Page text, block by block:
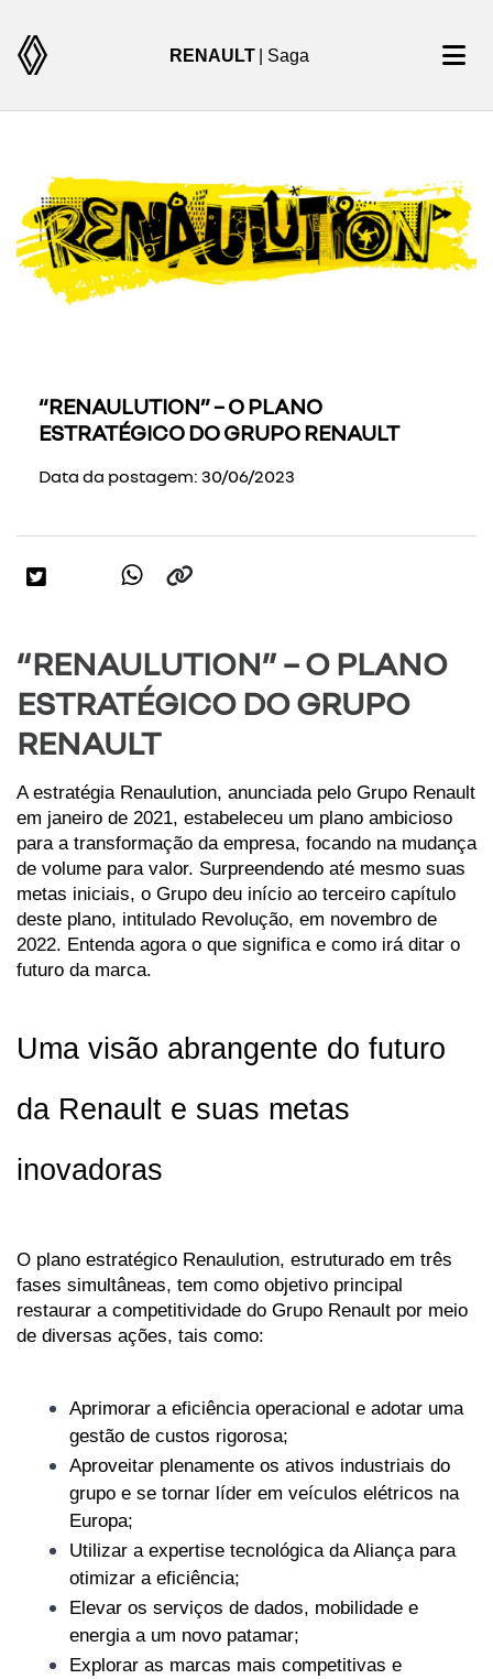
RENAULT | Saga
“RENAULUTION” – O PLANO
ESTRATÉGICO DO GRUPO RENAULT
Data da postagem: 30/06/2023
“RENAULUTION” – O PLANO
ESTRATÉGICO DO GRUPO
RENAULT
A estratégia Renaulution, anunciada pelo Grupo Renault
em janeiro de 2021, estabeleceu um plano ambicioso
para a transformação da empresa, focando na mudança
de volume para valor. Surpreendendo até mesmo suas
metas iniciais, o Grupo deu início ao terceiro capítulo
deste plano, intitulado Revolução, em novembro de
2022. Entenda agora o que significa e como irá ditar o
futuro da marca.
Uma visão abrangente do futuro
da Renault e suas metas
inovadoras
O plano estratégico Renaulution, estruturado em três
fases simultâneas, tem como objetivo principal
restaurar a competitividade do Grupo Renault por meio
de diversas ações, tais como:
Aprimorar a eficiência operacional e adotar uma
gestão de custos rigorosa;
Aproveitar plenamente os ativos industriais do
grupo e se tornar líder em veículos elétricos na
Europa;
Utilizar a expertise tecnológica da Aliança para
otimizar a eficiência;
Elevar os serviços de dados, mobilidade e
energia a um novo patamar;
Explorar as marcas mais competitivas e